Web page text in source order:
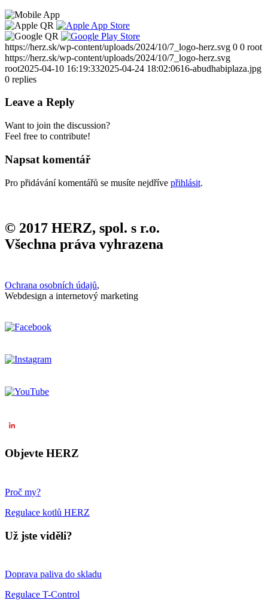
https://herz.sk/wp-content/uploads/2024/10/7_logo-herz.svg 0 0 root
https://herz.sk/wp-content/uploads/2024/10/7_logo-herz.svg
root2025-04-10 16:19:332025-04-24 18:02:0616-abudhabiplaza.jpg
0 replies
Leave a Reply
Want to join the discussion?
Feel free to contribute!
Napsat komentář
Pro přidávání komentářů se musíte nejdříve přihlásit.
© 2017 HERZ, spol. s r.o.
Všechna práva vyhrazena
Ochrana osobních údajů,
Webdesign a internetový marketing
Objevte HERZ
Proč my?
Regulace kotlů HERZ
Už jste viděli?
Doprava paliva do skladu
Regulace T-Control